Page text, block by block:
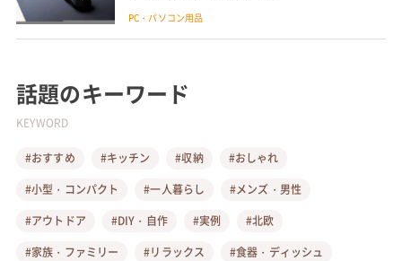
PC・パソコン用品
話題のキーワード
KEYWORD
#おすすめ #キッチン #収納
#おしゃれ
#小型・コンパクト
#一人暮らし
#メンズ・男性
#アウトドア
#DIY・自作 #実例
#北欧
#家族・ファミリー
#リラックス
#食器・ディッシュ